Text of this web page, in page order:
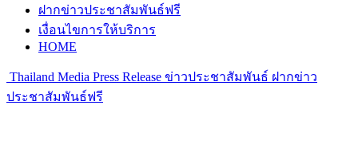
ฝากข่าวประชาสัมพันธ์ฟรี
เงื่อนไขการให้บริการ
HOME
Thailand Media Press Release ข่าวประชาสัมพันธ์ ฝากข่าว
ประชาสัมพันธ์ฟรี